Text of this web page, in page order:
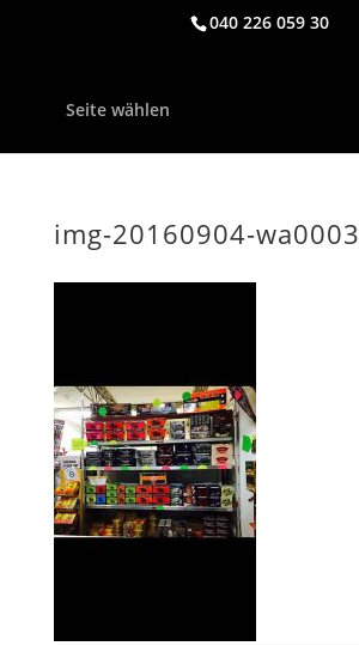
040 226 059 30
Seite wählen
img-20160904-wa0003